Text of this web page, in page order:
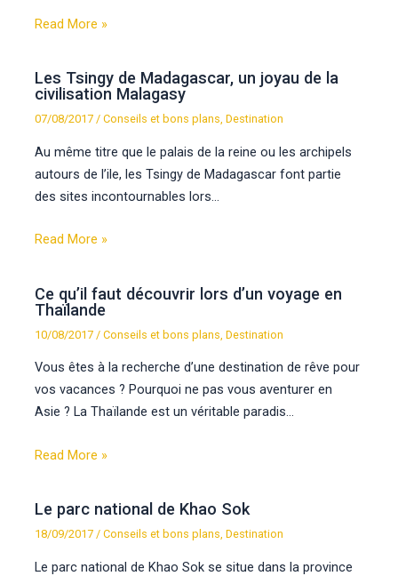
Read More »
Les Tsingy de Madagascar, un joyau de la
civilisation Malagasy
07/08/2017/Conseils et bons plans,Destination
Au même titre que le palais de la reine ou les archipels
autours de l’ile, les Tsingy de Madagascar font partie
des sites incontournables lors…
Read More »
Ce qu’il faut découvrir lors d’un voyage en
Thaïlande
10/08/2017 /Conseils et bons plans ,Destination
Vous êtes à la recherche d’une destination de rêve pour
vos vacances ? Pourquoi ne pas vous aventurer en
Asie ? La Thaïlande est un véritable paradis…
Read More »
Le parc national de Khao Sok
18/09/2017/Conseils et bons plans,Destination
Le parc national de Khao Sok se situe dans la province